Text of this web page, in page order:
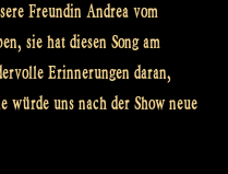
Freundin Andrea vom
sie hat diesen Song am
Erinnerungen daran,
uns nach der Show neue